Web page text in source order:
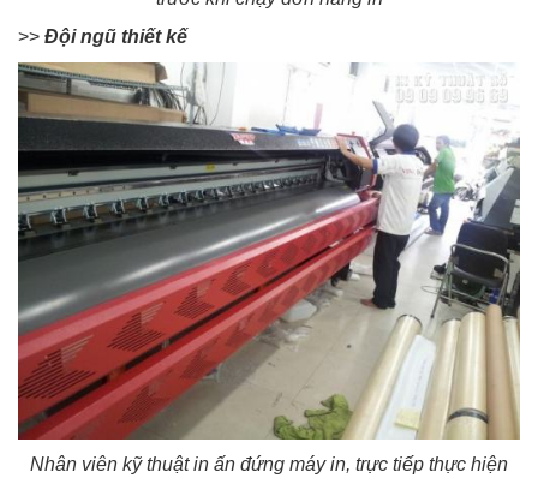
>> Đội ngũ thiết kế
Nhân viên kỹ thuật in ấn đứng máy in, trực tiếp thực hiện